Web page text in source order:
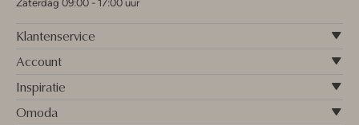
Zaterdag 09:00 - 17:00 uur
Klantenservice
Account
Inspiratie
Omoda